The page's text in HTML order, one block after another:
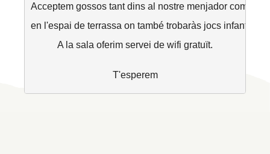
Acceptem gossos tant dins al nostre menjador com
en l'espai de terrassa on també trobaràs jocs infantils.
A la sala oferim servei de wifi gratuït.
T'esperem